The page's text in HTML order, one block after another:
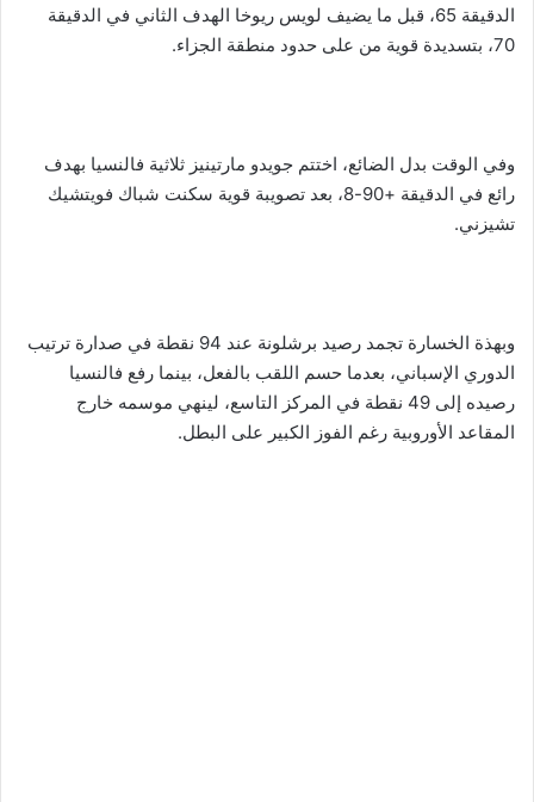
الدقيقة 65، قبل ما يضيف لويس ريوخا الهدف الثاني في الدقيقة
70، بتسديدة قوية من على حدود منطقة الجزاء.
وفي الوقت بدل الضائع، اختتم جويدو مارتينيز ثلاثية فالنسيا بهدف
رائع في الدقيقة +90-8، بعد تصويبة قوية سكنت شباك فويتشيك
تشيزني.
وبهذة الخسارة تجمد رصيد برشلونة عند 94 نقطة في صدارة ترتيب
الدوري الإسباني، بعدما حسم اللقب بالفعل، بينما رفع فالنسيا
رصيده إلى 49 نقطة في المركز التاسع، لينهي موسمه خارج
المقاعد الأوروبية رغم الفوز الكبير على البطل.